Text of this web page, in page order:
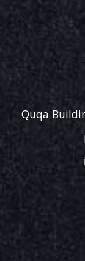
Quqa